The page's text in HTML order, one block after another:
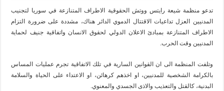
تدعو منظمة شيعة رايتس ووتش الحقوقية الاطراف المتنازعة في سوريا لتجنيب
المدنيين العزل تداعيات الاقتتال الدموي الدائر هناك، مشددة على ضرورة التزام
الاطراف المتنازعة بمبادئ الاعلان الدولي لحقوق الانسان واتفاقية جنيف لحماية
المدنيين وقت الحرب.
وتلفت المنظمة الى ان القوانين السارية في تلك الاتفاقية تجرم عمليات المساس
بالكرامة الشخصية للمدنيين، او اخذهم كرهائن، او الاعتداء على الحياة والسلامة
البدنية، كالقتل والتعذيب والاذى الجسدي والمعنوي.